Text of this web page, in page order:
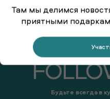
Будьте всегда в
Там мы делимся
приятными